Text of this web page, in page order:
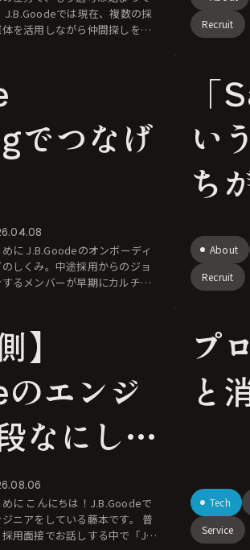
を活用しながら仲間探しをし
Recruit
でつなげ
のオンボーディ
のしくみ。中途採用からのジョ
るメンバーが早期にカルチャ
織的なサポート」と
い
ち
About
Recruit
】
エンジ
なにして
術スタッ
ーを公
は！J.B.Goodeで
ニアをしている藤本です。 普
用面接でお話しする中で「J.B.
プ
と
Tech
Service